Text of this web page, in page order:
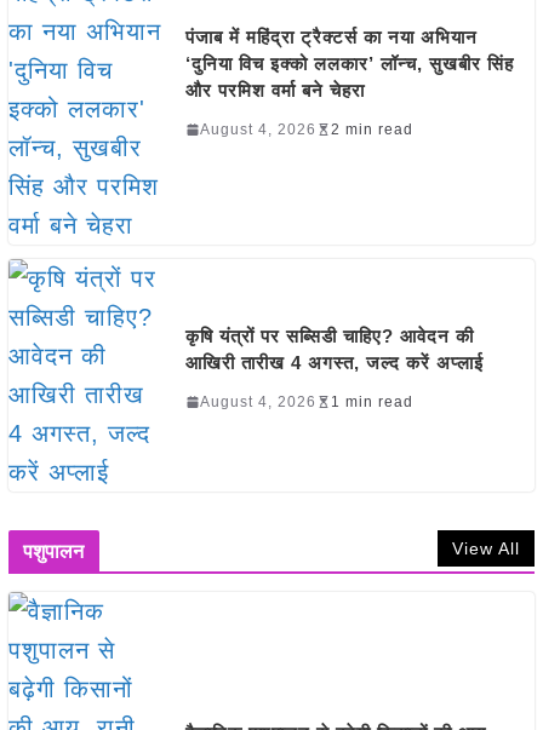
पंजाब में महिंद्रा ट्रैक्टर्स का नया अभियान
‘दुनिया विच इक्को ललकार’ लॉन्च, सुखबीर सिंह
और परमिश वर्मा बने चेहरा
August 4, 2026 2 min read
कृषि यंत्रों पर सब्सिडी चाहिए? आवेदन की
आखिरी तारीख 4 अगस्त, जल्द करें अप्लाई
August 4, 2026 1 min read
पशुपालन View All